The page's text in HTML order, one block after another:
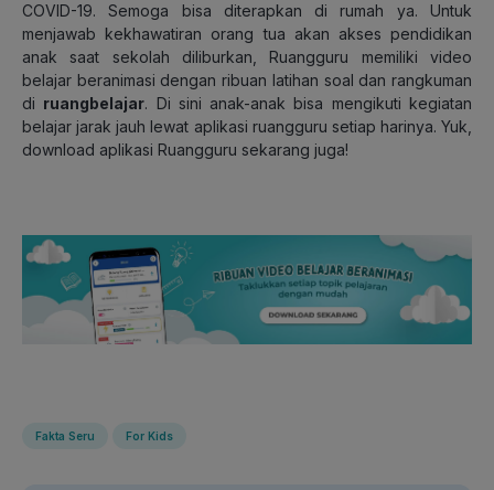
COVID-19. Semoga bisa diterapkan di rumah ya. Untuk
menjawab kekhawatiran orang tua akan akses pendidikan
anak saat sekolah diliburkan, Ruangguru memiliki video
belajar beranimasi dengan ribuan latihan soal dan rangkuman
di ruangbelajar. Di sini anak-anak bisa mengikuti kegiatan
belajar jarak jauh lewat aplikasi ruangguru setiap harinya. Yuk,
download aplikasi Ruangguru sekarang juga!
Fakta Seru For Kids